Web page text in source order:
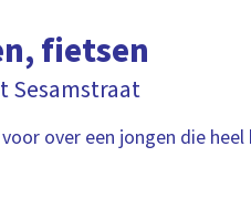
fietsen
Sesamstraat
over een jongen die heel